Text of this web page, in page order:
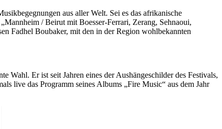
aus aller Welt. Sei es das afrikanische
/ Beirut mit Boesser-Ferrari, Zerang, Sehnaoui,
Fadhel Boubaker, mit den in der Region wohlbekannten
Wahl. Er ist seit Jahren eines der Aushängeschilder des Festivals,
live das Programm seines Albums „Fire Music“ aus dem Jahr